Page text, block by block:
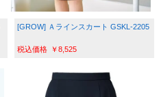
[GROW] Ａラインスカート GSKL-2205
￥8,525